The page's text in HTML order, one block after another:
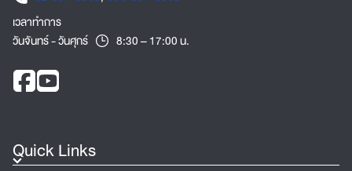
Quick Links
เวลาทำการ
วันจันทร์ - วันศุกร์
8:30 – 17:00 น.